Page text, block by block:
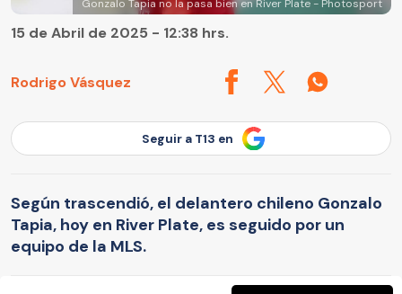
Gonzalo Tapia no la pasa bien en River Plate - Photosport
Rodrigo Vásquez
15 de Abril de 2025 - 12:38 hrs.
Seguir a T13 en
Según trascendió, el delantero chileno Gonzalo
Tapia, hoy en River Plate, es seguido por un
equipo de la MLS.